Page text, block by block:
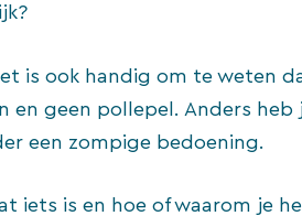
is ook handig om te weten
geen pollepel. Anders heb
een zompige bedoening.
iets is en hoe of waarom je